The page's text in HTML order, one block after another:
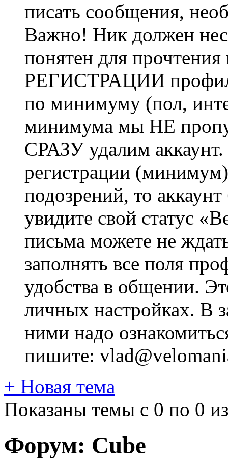
писать сообщения,
Важно! Ник должен
понятен для
РЕГИСТРАЦИИ профиль
по минимуму (пол,
минимума мы НЕ
СРАЗУ удалим
регистрации
подозрений, то
увидите свой статус
письма можете не
заполнять все поля
удобства в общении.
личных настройках. В
ними надо
пишите:
+ Новая тема
Показаны темы с 0 по 0
Форум: Cube